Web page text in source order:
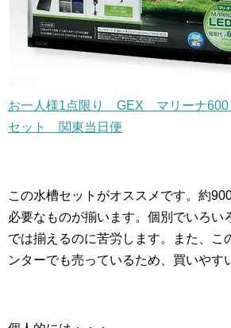
お一人様1点限り GEX マリーナ
セット 関東当日便
この水槽セットがオススメです。約
必要なものが揃います。個別でいろい
では揃えるのに苦労します。また、こ
ンターでも売っているため、買いやす